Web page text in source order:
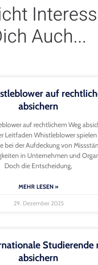
Auch...
auf
absichern
auf rechtlichem Weg
Leitfaden Whistleblower
bei der Aufdeckung von
in Unternehmen und
Doch die Entscheidung,
MEHR LESEN »
29. Dezember 2025
Studierende
absichern